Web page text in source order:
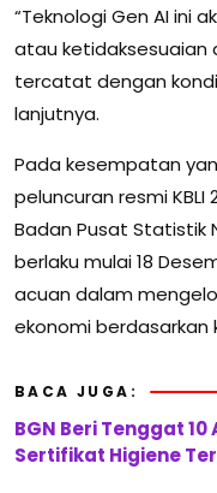
“Teknologi Gen AI ini
atau ketidaksesuaian
tercatat dengan
lanjutnya.
Pada kesempatan
peluncuran resmi
Badan Pusat Statistik
berlaku mulai 18
acuan dalam
ekonomi berdasarkan
BACA JUGA:
BGN Beri Tenggat
Sertifikat Higiene